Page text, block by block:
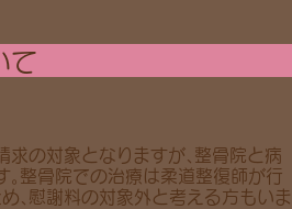
て
求の対象 となりますが、整骨院と病
整骨院での治療は柔道整復師が行
、慰謝料の対象外と考える方もいま